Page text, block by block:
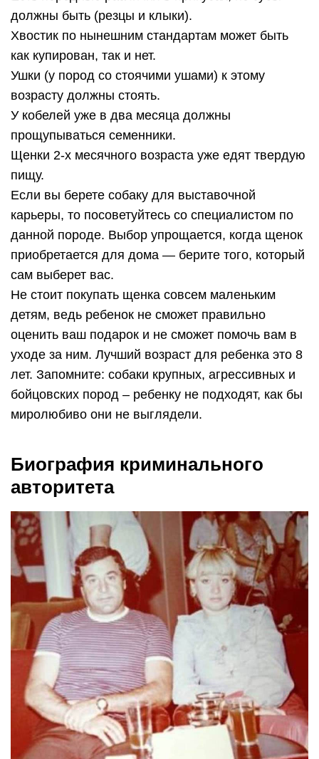
должны быть (резцы и клыки).
Хвостик по нынешним стандартам может быть
как купирован, так и нет.
Ушки (у пород со стоячими ушами) к этому
возрасту должны стоять.
У кобелей уже в два месяца должны
прощупываться семенники.
Щенки 2-х месячного возраста уже едят твердую
пищу.
Если вы берете собаку для выставочной
карьеры, то посоветуйтесь со специалистом по
данной породе. Выбор упрощается, когда щенок
приобретается для дома — берите того, который
сам выберет вас.
Не стоит покупать щенка совсем маленьким
детям, ведь ребенок не сможет правильно
оценить ваш подарок и не сможет помочь вам в
уходе за ним. Лучший возраст для ребенка это 8
лет. Запомните: собаки крупных, агрессивных и
бойцовских пород – ребенку не подходят, как бы
миролюбиво они не выглядели.
Биография криминального
авторитета